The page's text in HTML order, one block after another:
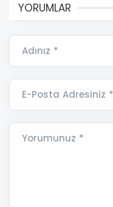
YORUMLAR
Adınız *
E-Posta Adresiniz *
Yorumunuz *